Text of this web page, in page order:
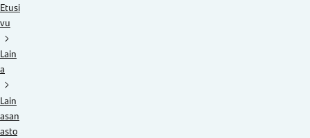
Etusi
vu
Lain
a
Lain
asan
asto